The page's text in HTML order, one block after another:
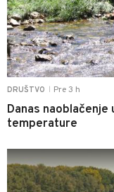
DRUŠTVO Pre 3 h
Danas
temperature